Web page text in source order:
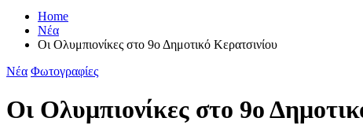
Home
Νέα
Οι Ολυμπιονίκες στο 9ο Δημοτικό Κερατσινίου
Νέα Φωτογραφίες
Οι Ολυμπιονίκες στο 9ο